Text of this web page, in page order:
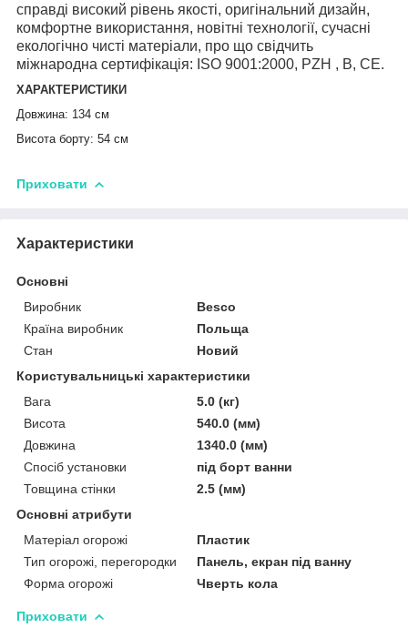
справді високий рівень якості, оригінальний дизайн,
комфортне використання, новітні технології, сучасні
екологічно чисті матеріали, про що свідчить
міжнародна сертифікація: ISO 9001:2000, PZH , B, CE.
ХАРАКТЕРИСТИКИ
Довжина: 134 см
Висота борту: 54 см
Приховати
Характеристики
Основні
Виробник
Besco
Країна виробник
Польща
Стан
Новий
Користувальницькі характеристики
Вага
5.0 (кг)
Висота
540.0 (мм)
Довжина
1340.0 (мм)
Спосіб установки
під борт ванни
Товщина стінки
2.5 (мм)
Основні атрибути
Матеріал огорожі
Пластик
Тип огорожі, перегородки
Панель, екран під ванну
Форма огорожі
Чверть кола
Приховати